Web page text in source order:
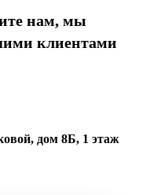
нам, мы
клиентами
дом 8Б, 1 этаж